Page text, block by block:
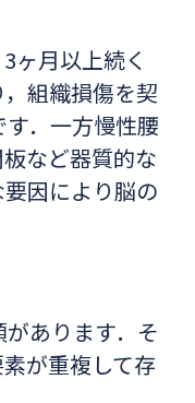
ヶ月以上続く
組織損傷を契
．一方慢性腰
など器質的な
因により脳の
あります．そ
が重複して存